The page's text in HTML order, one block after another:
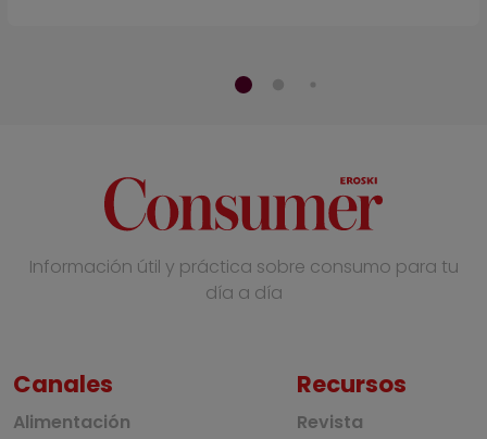
Información útil y práctica sobre consumo para tu
día a día
Canales
Alimentación
Recursos
Revista